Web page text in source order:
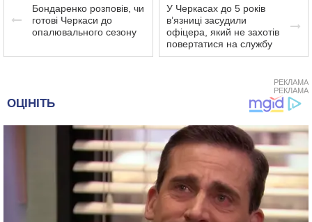
Бондаренко розповів, чи
готові Черкаси до
опалювального сезону
У Черкасах до 5 років
в’язниці засудили
офіцера, який не захотів
повертатися на службу
РЕКЛАМА
РЕКЛАМА